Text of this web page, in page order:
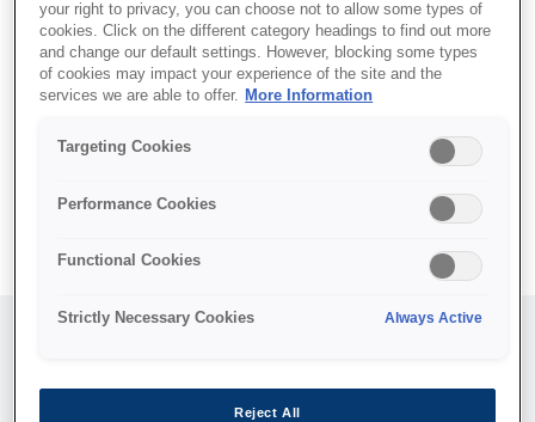
Отримайте допомогу щодо свого
пристрою Epson
монтажу та знайти драйвери для ваших продуктів Epson. Ви
партнера поблизу
your right to privacy, you can choose not to allow some types of
cookies. Click on the different category headings to find out more
and change our default settings. However, blocking some types
of cookies may impact your experience of the site and the
services we are able to offer. More Information
Targeting Cookies
Performance Cookies
Functional Cookies
Strictly Necessary Cookies Always Active
Reject All